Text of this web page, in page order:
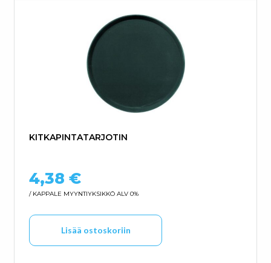
KITKAPINTATARJOTIN
4,38 €
/ KAPPALE MYYNTIYKSIKKÖ ALV 0%
Lisää ostoskoriin